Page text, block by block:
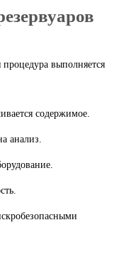
выполняется
содержимое.
анализ.